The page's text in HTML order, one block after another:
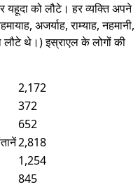
को लौटे। हर व्यक्ति अपने
अजर्याह, राम्याह, नहमानी,
लौटे थे।) इस्राएल के लोगों की
2,172
372
652
2,818
1,254
845